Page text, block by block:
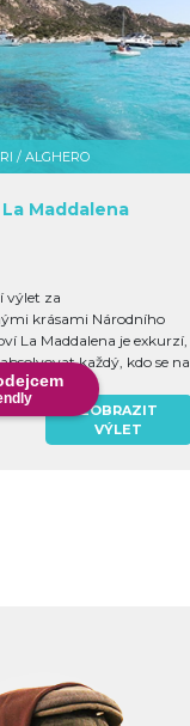
/ ALGHERO
Maddalena
výlet za
krásami Národního
La Maddalena je exkurzí,
každý, kdo se na
ZOBRAZIT
VÝLET